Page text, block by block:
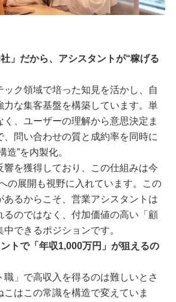
」だから、アシスタントが“稼げる
ック領域で培った知見を活かし、自
力な集客基盤を構築しています。単
く、ユーザーの理解から意思決定ま
、問い合わせの質と成約率を同時に
造”を内製化。
響を獲得しており、この仕組みは今
の展開も視野に入れています。この
あるからこそ、営業アシスタントは
るのではなく、付加価値の高い「顧
できるポジションです。
トで「年収1,000万円」が狙えるの
」で高収入を得るのは難しいとさ
こはこの常識を構造で変えていま